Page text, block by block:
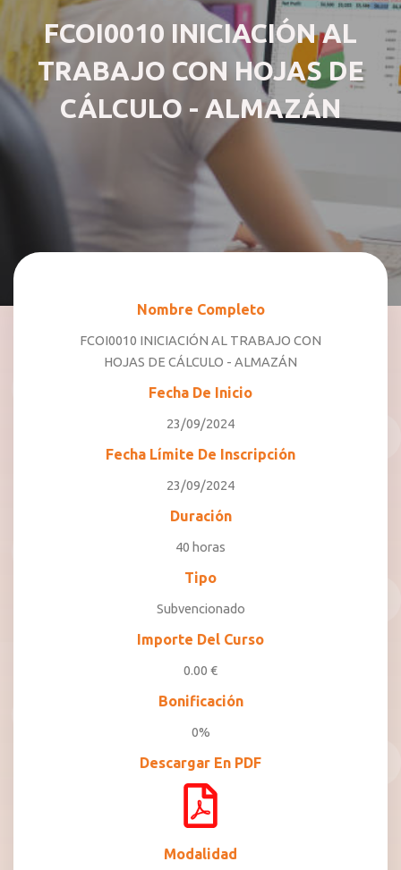
FCOI0010 INICIACIÓN AL
TRABAJO CON HOJAS DE
CÁLCULO - ALMAZÁN
Nombre Completo
FCOI0010 INICIACIÓN AL TRABAJO CON
HOJAS DE CÁLCULO - ALMAZÁN
Fecha De Inicio
23/09/2024
Fecha Límite De Inscripción
23/09/2024
Duración
40 horas
Tipo
Subvencionado
Importe Del Curso
0.00 €
Bonificación
0%
Descargar En PDF
Modalidad